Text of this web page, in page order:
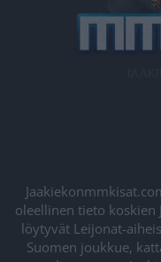
oleellinen tieto koskien
löytyvät Leijonat-
Suomen joukkue,